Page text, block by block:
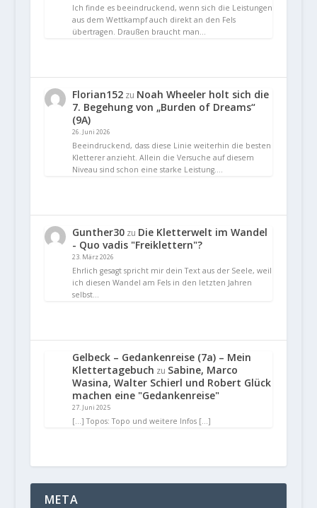
Ich finde es beeindruckend, wenn sich die Leistungen
aus dem Wettkampf auch direkt an den Fels
übertragen. Draußen braucht man…
Florian152zu Noah Wheeler holt sich die
7. Begehung von „Burden of Dreams“
(9A)
26. Juni 2026
Beeindruckend, dass diese Linie weiterhin die besten
Kletterer anzieht. Allein die Versuche auf diesem
Niveau sind schon eine starke Leistung.…
Gunther30zu Die Kletterwelt im Wandel
- Quo vadis "Freiklettern"?
23. März 2026
Ehrlich gesagt spricht mir dein Text aus der Seele, weil
ich diesen Wandel am Fels in den letzten Jahren
selbst…
Gelbeck – Gedankenreise (7a) – Mein
Klettertagebuch zu Sabine, Marco
Wasina, Walter Schierl und Robert Glück
machen eine "Gedankenreise"
27. Juni 2025
[…] Topos: Topo und weitere Infos […]
META